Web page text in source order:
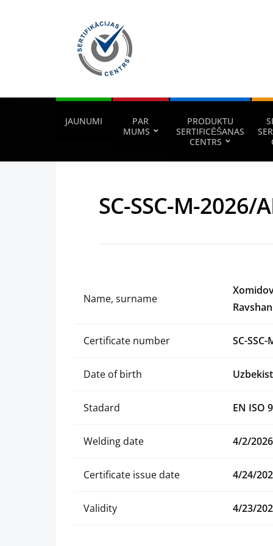
JAUNUMI
PAR
MUMS
PRODUKTU
SERTIFICĒŠANAS
CENTRS
SC-SSC-M-2026/
Name, surname
Certificate number SC-
Date of birth
Stadard EN ISO
Welding date 4/2/2026
Certificate issue date 4/24/
Validity 4/23/